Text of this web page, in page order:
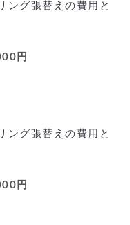
ング張替えの費用と
円
ング張替えの費用と
円